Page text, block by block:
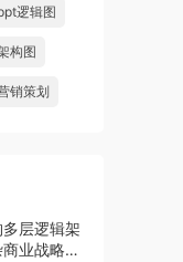
逻辑图
构图
销策划
层逻辑架
业战略模